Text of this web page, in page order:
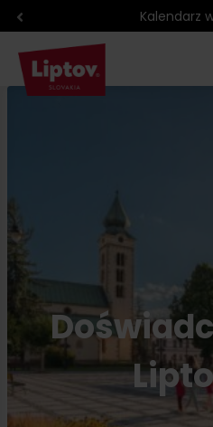
Region